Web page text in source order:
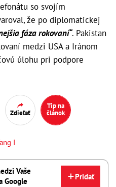
so svojím
že po diplomatickej
fáza rokovaní“. Pakistan
medzi USA a Iránom
úlohu pri podpore
Zdieľať
Tip na
článok
I
Vaše
Google
Pridať